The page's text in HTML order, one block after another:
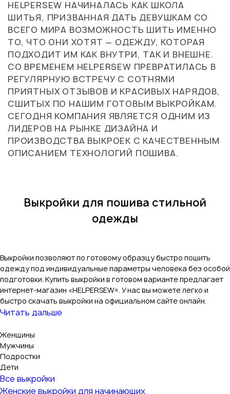
HELPERSEW НАЧИНАЛАСЬ КАК ШКОЛА
ШИТЬЯ, ПРИЗВАННАЯ ДАТЬ ДЕВУШКАМ СО
ВСЕГО МИРА ВОЗМОЖНОСТЬ ШИТЬ ИМЕННО
ТО, ЧТО ОНИ ХОТЯТ — ОДЕЖДУ, КОТОРАЯ
ПОДХОДИТ ИМ КАК ВНУТРИ, ТАК И ВНЕШНЕ.
СО ВРЕМЕНЕМ HELPERSEW ПРЕВРАТИЛАСЬ В
РЕГУЛЯРНУЮ ВСТРЕЧУ С СОТНЯМИ
ПРИЯТНЫХ ОТЗЫВОВ И КРАСИВЫХ НАРЯДОВ,
СШИТЫХ ПО НАШИМ ГОТОВЫМ ВЫКРОЙКАМ.
СЕГОДНЯ КОМПАНИЯ ЯВЛЯЕТСЯ ОДНИМ ИЗ
ЛИДЕРОВ НА РЫНКЕ ДИЗАЙНА И
ПРОИЗВОДСТВА ВЫКРОЕК С КАЧЕСТВЕННЫМ
ОПИСАНИЕМ ТЕХНОЛОГИЙ ПОШИВА.
Выкройки для пошива стильной
одежды
Выкройки позволяют по готовому образцу быстро пошить
одежду под индивидуальные параметры человека без особой
подготовки. Купить выкройки в готовом варианте предлагает
интернет-магазин «HELPERSEW». У нас вы можете легко и
быстро скачать выкройки на официальном сайте онлайн.
Читать дальше
Женщины
Мужчины
Подростки
Дети
Все выкройки
Женские выкройки для начинающих